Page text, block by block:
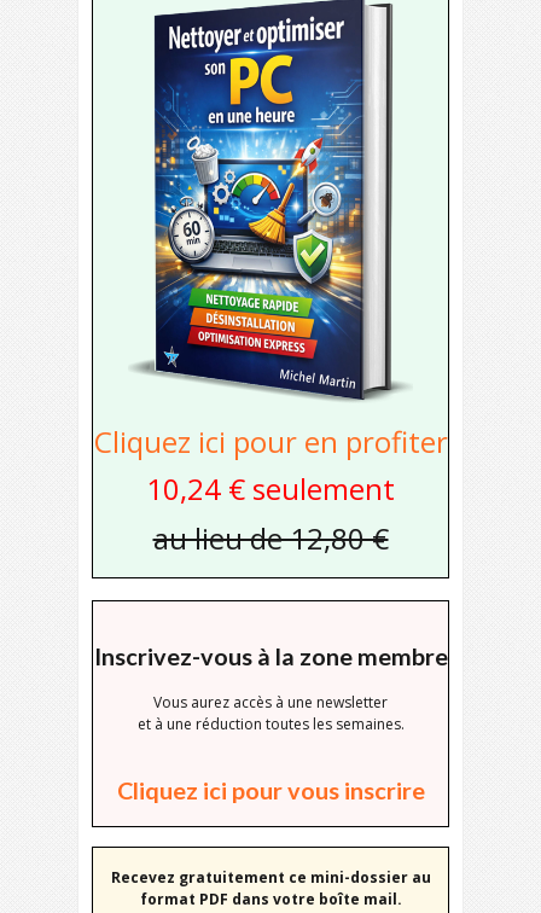
Cliquez ici pour en profiter
10,24 € seulement
au lieu de 12,80 €
Inscrivez-vous à la zone membre
Vous aurez accès à une newsletter
et à une réduction toutes les semaines.
Cliquez ici pour vous inscrire
Recevez gratuitement ce mini-dossier au
format PDF dans votre boîte mail.